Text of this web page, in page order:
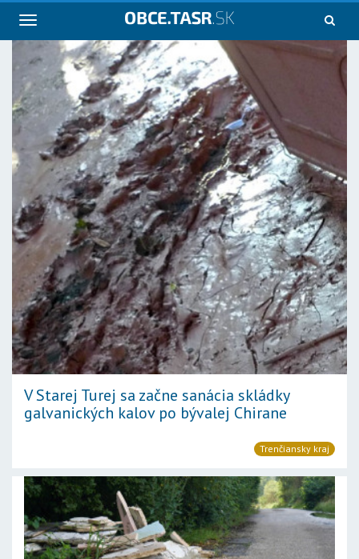
Navigácia
V Starej Turej sa začne sanácia skládky
galvanických kalov po bývalej Chirane
Trenčiansky kraj